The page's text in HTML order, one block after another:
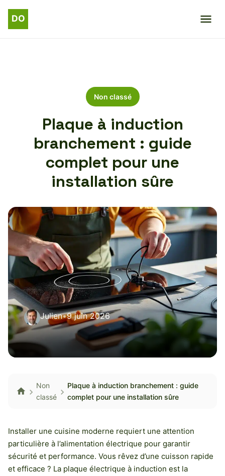
Non classé
Plaque à induction
branchement : guide
complet pour une
installation sûre
Julien•9 juin 2026
Non
classé
Plaque à induction branchement : guide
complet pour une installation sûre
Installer une cuisine moderne requiert une attention
particulière à l’alimentation électrique pour garantir
sécurité et performance. Vous rêvez d’une cuisson rapide
et efficace ? La plaque électrique à induction est la